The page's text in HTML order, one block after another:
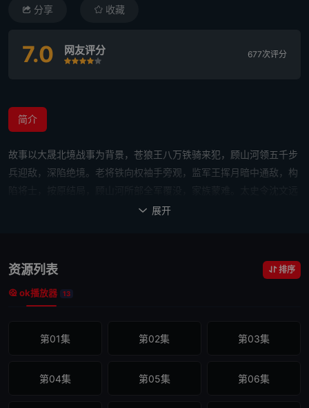
分享 收藏
7.0 网友评分
很差较差还行
推荐
力荐
677次评分
简介
故事以大晟北境战事为背景，苍狼王八万铁骑来犯，顾山河领五千步
兵迎敌，深陷绝境。老将铁向权袖手旁观，监军王挥月暗中通敌，构
因鸣冤获罪，临刑时借史书之力穿越回悲剧前夕。他主动向顾山河示
援军，沈文远设计揭穿王挥月通敌罪行，获取敌军情报。决战之时，
 展开
资源列表 排序
ok播放器 13
第01集 第02集 第03集
第04集 第05集 第06集